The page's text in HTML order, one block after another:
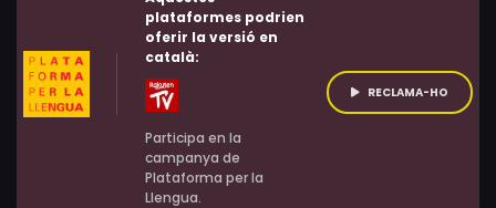
Michael Buonomo, Aaron Kleiber, Brian 'Wolfman Black'
Bowman, Cooper Bucha, Robert Forte Shannon III, The
Lady of Rage, Jermaine Fowler, Chris Hahn, Linda D
Gaines, Samantha Seawolf, Brian Andrus
plataformes podrien
oferir la versió en
català:
Participa en la
campanya de
Plataforma per la
Llengua.
RECLAMA-HO